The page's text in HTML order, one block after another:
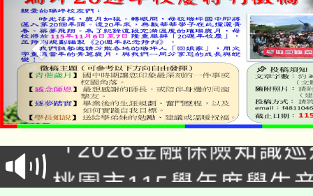
淨零綠領人才培育課程
公告本校115學年度第
代理(課)教師甄選結果(
「2026金融保險知識
車」活動
桃園市115學年度學生